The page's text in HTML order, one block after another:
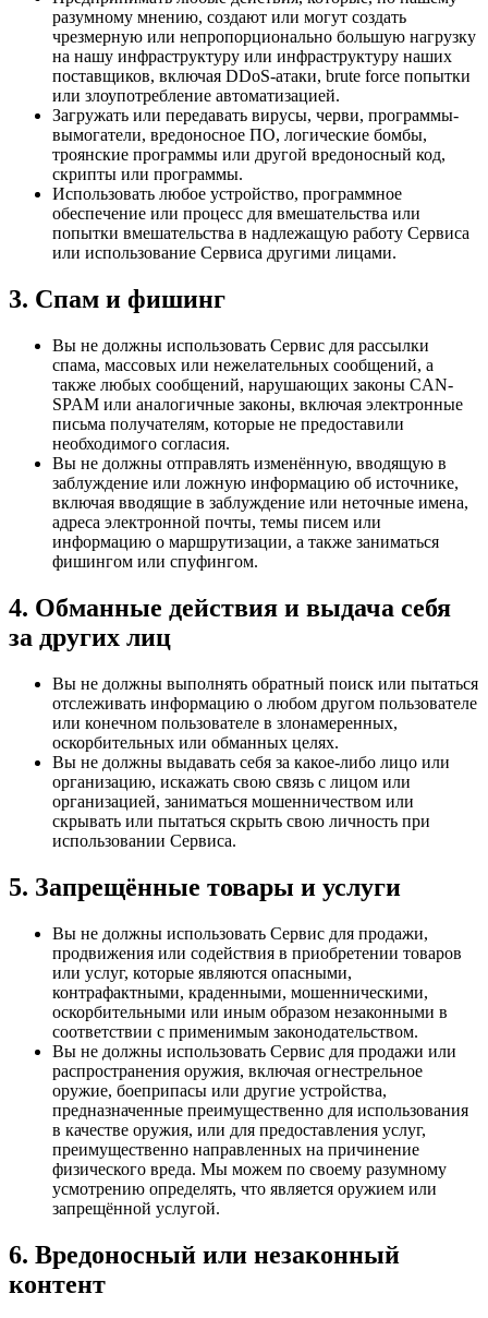
разумному мнению, создают или могут создать
чрезмерную или непропорционально большую нагрузку
на нашу инфраструктуру или инфраструктуру наших
поставщиков, включая DDoS-атаки, brute force попытки
или злоупотребление автоматизацией.
Загружать или передавать вирусы, черви, программы-
вымогатели, вредоносное ПО, логические бомбы,
троянские программы или другой вредоносный код,
скрипты или программы.
Использовать любое устройство, программное
обеспечение или процесс для вмешательства или
попытки вмешательства в надлежащую работу Сервиса
или использование Сервиса другими лицами.
3. Спам и фишинг
Вы не должны использовать Сервис для рассылки
спама, массовых или нежелательных сообщений, а
также любых сообщений, нарушающих законы CAN-
SPAM или аналогичные законы, включая электронные
письма получателям, которые не предоставили
необходимого согласия.
Вы не должны отправлять изменённую, вводящую в
заблуждение или ложную информацию об источнике,
включая вводящие в заблуждение или неточные имена,
адреса электронной почты, темы писем или
информацию о маршрутизации, а также заниматься
фишингом или спуфингом.
4. Обманные действия и выдача себя
за других лиц
Вы не должны выполнять обратный поиск или пытаться
отслеживать информацию о любом другом пользователе
или конечном пользователе в злонамеренных,
оскорбительных или обманных целях.
Вы не должны выдавать себя за какое-либо лицо или
организацию, искажать свою связь с лицом или
организацией, заниматься мошенничеством или
скрывать или пытаться скрыть свою личность при
использовании Сервиса.
5. Запрещённые товары и услуги
Вы не должны использовать Сервис для продажи,
продвижения или содействия в приобретении товаров
или услуг, которые являются опасными,
контрафактными, краденными, мошенническими,
оскорбительными или иным образом незаконными в
соответствии с применимым законодательством.
Вы не должны использовать Сервис для продажи или
распространения оружия, включая огнестрельное
оружие, боеприпасы или другие устройства,
предназначенные преимущественно для использования
в качестве оружия, или для предоставления услуг,
преимущественно направленных на причинение
физического вреда. Мы можем по своему разумному
усмотрению определять, что является оружием или
запрещённой услугой.
6. Вредоносный или незаконный
контент